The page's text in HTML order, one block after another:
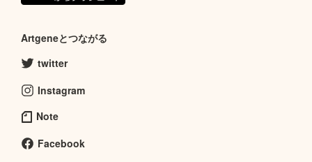
Artgeneとつながる
twitter
Instagram
Note
Facebook